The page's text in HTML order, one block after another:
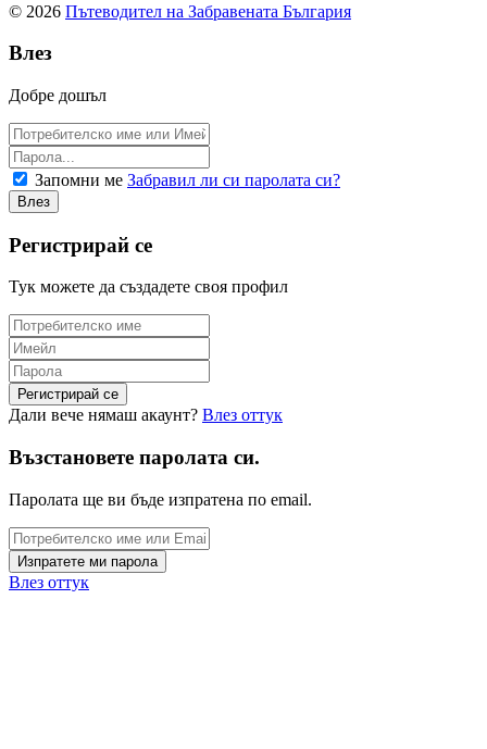
© 2026 Пътеводител на Забравената България
Влез
Добре дошъл
Запомни ме Забравил ли си паролата си?
Регистрирай се
Тук можете да създадете своя профил
Дали вече нямаш акаунт? Влез оттук
Възстановете паролата си.
Паролата ще ви бъде изпратена по email.
Влез оттук